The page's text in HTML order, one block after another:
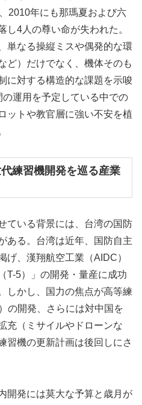
2010年にも那瑪夏および六
し4人の尊い命が失われた。
単なる操縦ミスや偶発的な環
ど）だけでなく、機体そのも
に対する構造的な課題を示唆
運用を予定している中での
ットや教官層に強い不安を植
練習機開発を巡る産業
ている背景には、台湾の国防
ある。台湾は近年、国防自主
げ、漢翔航空工業（AIDC）
T-5）」の開発・量産に成功
しかし、国力の焦点が高等練
の開発、さらには対中国を
充（ミサイルやドローンな
習機の更新計画は後回しにさ
開発には莫大な予算と歳月が